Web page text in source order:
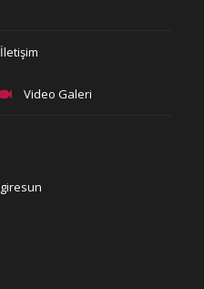
İletişim
Video Galeri
giresun